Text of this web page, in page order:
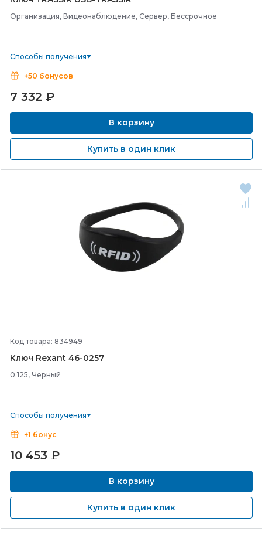
Организация, Видеонаблюдение, Сервер, Бессрочное
Способы получения
+50 бонусов
7 332 ₽
В корзину
Купить в один клик
Код товара: 834949
Ключ Rexant 46-0257
0.125, Черный
Способы получения
+1 бонус
10 453 ₽
В корзину
Купить в один клик